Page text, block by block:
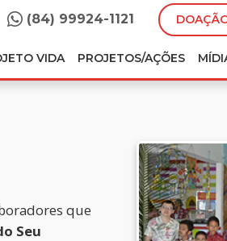
(84) 99924-1121
VIDA PROJETOS/AÇÕES
que
Seu